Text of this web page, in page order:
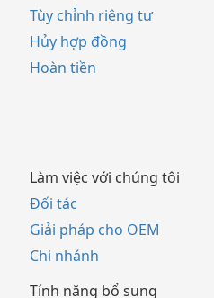
Tùy chỉnh riêng tư
Hủy hợp đồng
Hoàn tiền
Làm việc với chúng tôi
Đối tác
Giải pháp cho OEM
Chi nhánh
Tính năng bổ sung